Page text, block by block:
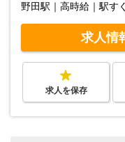
野田駅｜高時給｜駅す
求人情
求人を保存